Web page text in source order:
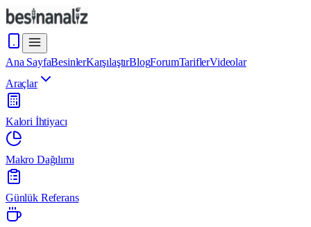
Ana SayfaBesinlerKarşılaştırBlogForumTariflerVideolar
Araçlar
Kalori İhtiyacı
Makro Dağılımı
Günlük Referans